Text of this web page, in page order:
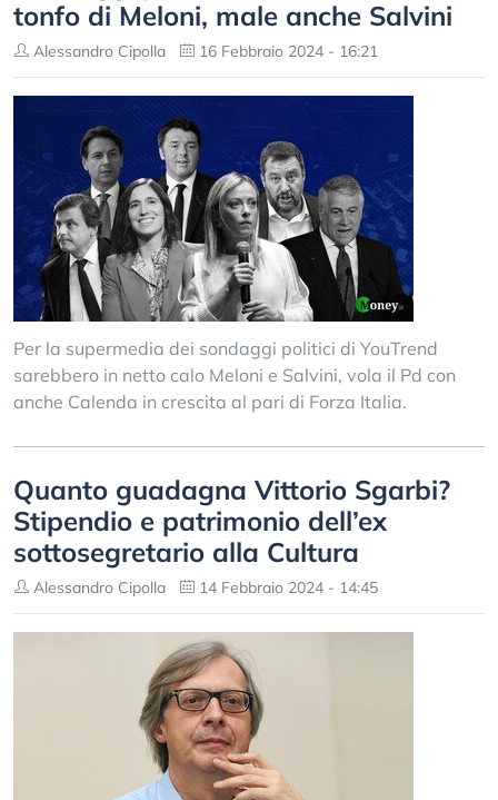
tonfo di Meloni, male anche Salvini
Alessandro Cipolla 16 Febbraio 2024 - 16:21
Per la supermedia dei sondaggi politici di YouTrend
sarebbero in netto calo Meloni e Salvini, vola il Pd con
anche Calenda in crescita al pari di Forza Italia.
Quanto guadagna Vittorio Sgarbi?
Stipendio e patrimonio dell’ex
sottosegretario alla Cultura
Alessandro Cipolla 14 Febbraio 2024 - 14:45